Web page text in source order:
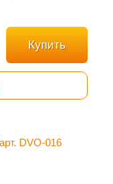
Купить